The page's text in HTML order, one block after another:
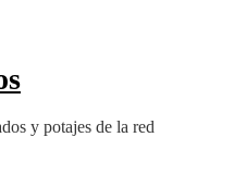
y potajes de la red